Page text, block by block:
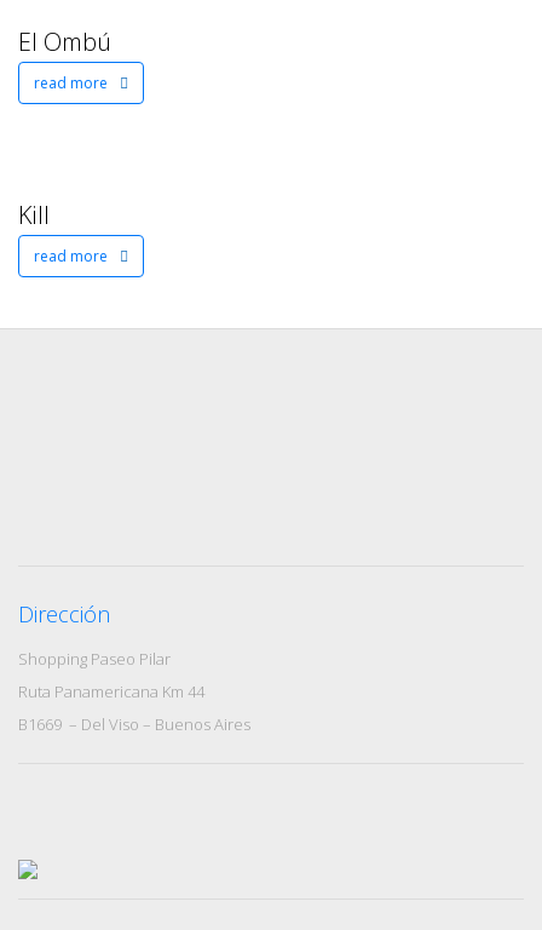
El Ombú
read more
Kill
read more
Dirección
Shopping Paseo Pilar
Ruta Panamericana Km 44
B1669 – Del Viso – Buenos Aires